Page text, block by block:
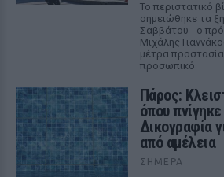
Το περιστατικό
σημειώθηκε τα
Σαββάτου - ο
Μιχάλης
μέτρα
προσωπικό
Πάρος:
όπου
Δικογραφία
από αμέλεια
ΣΉΜΕΡΑ